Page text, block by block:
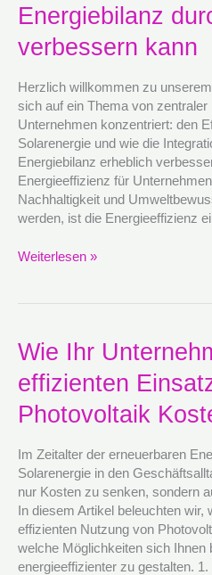
Energiebilanz
verbessern kann
Herzlich willkommen zu
sich auf ein Thema von zentraler
Unternehmen konzentriert: den
Solarenergie und wie die
Energiebilanz erheblich
Energieeffizienz für
Nachhaltigkeit und
werden, ist die Energieeffizienz
Unternehmen
seine
Energiebilanz
Photovoltaik
verbessern
kann
Weiterlesen »
Wie Ihr
effizienten
Photovoltaik
Im Zeitalter der erneuerbaren
Solarenergie in den
nur Kosten zu senken, sondern
In diesem Artikel beleuchten wir,
effizienten Nutzung von
welche Möglichkeiten sich Ihnen
energieeffizienter zu gestalten. 1.
Wie
Ihr
Unternehmen
den
Einsatz
von
Photovoltaik
Kosten
senken
kann